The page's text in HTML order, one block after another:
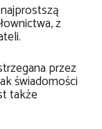
z
przez
świadomości
także